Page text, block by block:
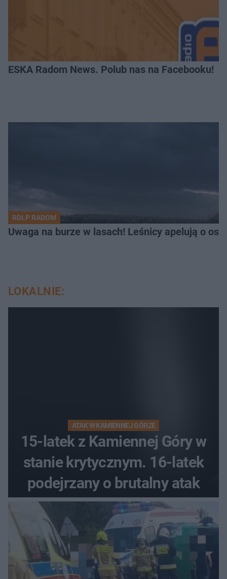
ESKA Radom News. Polub nas na Facebooku!
RDLP RADOM
Uwaga na burze w lasach! Leśnicy apelują o
LOKALNIE:
ATAK W KAMIENNEJ GÓRZE
15-latek z Kamiennej Góry w
stanie krytycznym. 16-latek
podejrzany o brutalny atak